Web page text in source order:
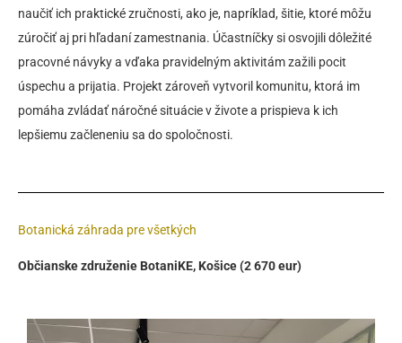
naučiť ich praktické zručnosti, ako je, napríklad, šitie, ktoré môžu
zúročiť aj pri hľadaní zamestnania. Účastníčky si osvojili dôležité
pracovné návyky a vďaka pravidelným aktivitám zažili pocit
úspechu a prijatia. Projekt zároveň vytvoril komunitu, ktorá im
pomáha zvládať náročné situácie v živote a prispieva k ich
lepšiemu začleneniu sa do spoločnosti.
Botanická záhrada pre všetkých
Občianske združenie BotaniKE, Košice (2 670 eur)